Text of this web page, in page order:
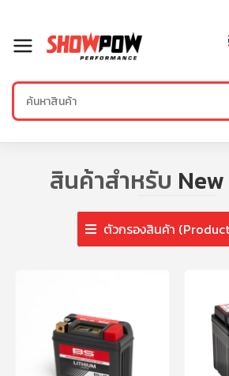
สินค้าสำหรับ
ตัวกรองสินค้า